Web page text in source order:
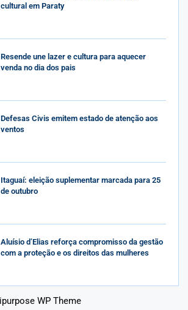
cultural em Paraty
Resende une lazer e cultura para aquecer
venda no dia dos pais
Defesas Civis emitem estado de atenção aos
ventos
Itaguaí: eleição suplementar marcada para 25
de outubro
Aluísio d’Elias reforça compromisso da gestão
com a proteção e os direitos das mulheres